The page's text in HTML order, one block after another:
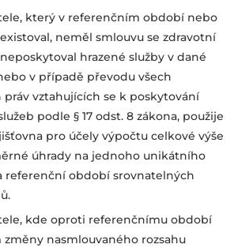
který v referenčním období nebo
neměl smlouvu se zdravotní
hrazené služby v dané
v případě převodu všech
vztahujících se k poskytování
podle § 17 odst. 8 zákona, použije
pro účely výpočtu celkové výše
úhrady na jednoho unikátního
referenční období srovnatelných
kde oproti referenčnímu období
nasmlouvaného rozsahu